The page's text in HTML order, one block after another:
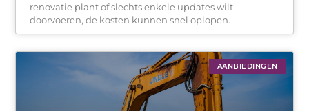
renovatie plant of slechts enkele updates wilt
doorvoeren, de kosten kunnen snel oplopen.
AANBIEDINGEN